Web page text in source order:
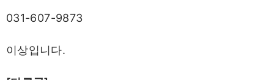
031-607-9873
이상입니다.